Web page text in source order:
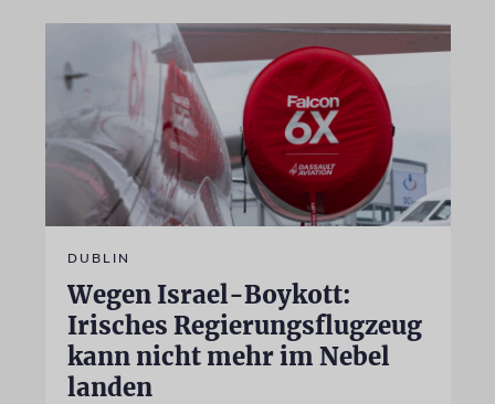
DUBLIN
Wegen Israel-Boykott:
Irisches Regierungsflugzeug
kann nicht mehr im Nebel
landen